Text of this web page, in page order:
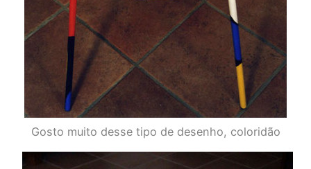
Gosto muito desse tipo de desenho, coloridão